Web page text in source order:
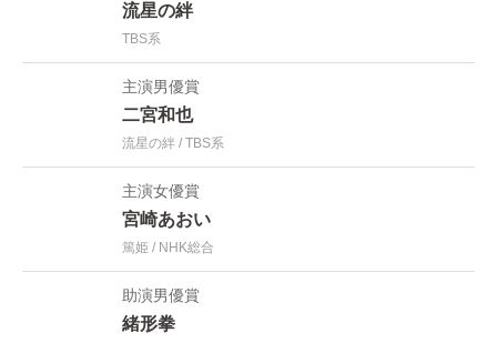
流星の絆
TBS系
主演男優賞
二宮和也
流星の絆 TBS系
主演女優賞
宮崎あおい
篤姫 NHK総合
助演男優賞
緒形拳